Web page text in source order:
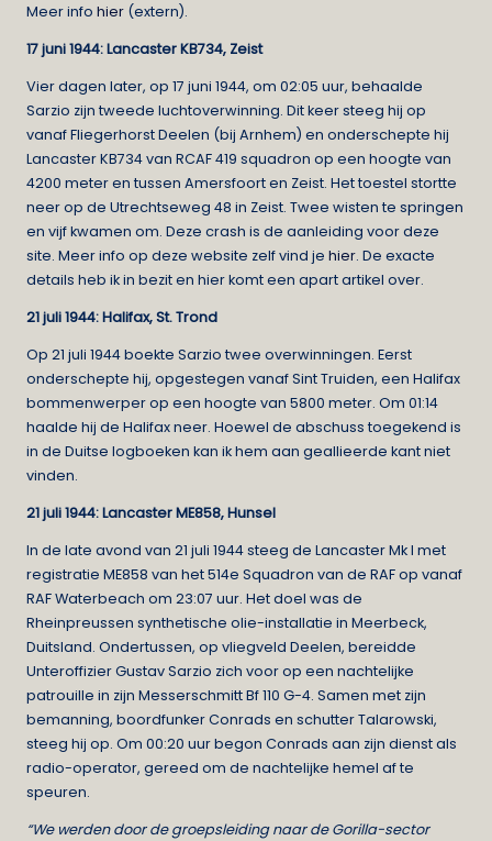
Meer info hier (extern).
17 juni 1944: Lancaster KB734, Zeist
Vier dagen later, op 17 juni 1944, om 02:05 uur, behaalde
Sarzio zijn tweede luchtoverwinning. Dit keer steeg hij op
vanaf Fliegerhorst Deelen (bij Arnhem) en onderschepte hij
Lancaster KB734 van RCAF 419 squadron op een hoogte van
4200 meter en tussen Amersfoort en Zeist. Het toestel stortte
neer op de Utrechtseweg 48 in Zeist. Twee wisten te springen
en vijf kwamen om. Deze crash is de aanleiding voor deze
site. Meer info op deze website zelf vind je hier. De exacte
details heb ik in bezit en hier komt een apart artikel over.
21 juli 1944: Halifax, St. Trond
Op 21 juli 1944 boekte Sarzio twee overwinningen. Eerst
onderschepte hij, opgestegen vanaf Sint Truiden, een Halifax
bommenwerper op een hoogte van 5800 meter. Om 01:14
haalde hij de Halifax neer. Hoewel de abschuss toegekend is
in de Duitse logboeken kan ik hem aan geallieerde kant niet
vinden.
21 juli 1944: Lancaster ME858, Hunsel
In de late avond van 21 juli 1944 steeg de Lancaster Mk I met
registratie ME858 van het 514e Squadron van de RAF op vanaf
RAF Waterbeach om 23:07 uur. Het doel was de
Rheinpreussen synthetische olie-installatie in Meerbeck,
Duitsland. Ondertussen, op vliegveld Deelen, bereidde
Unteroffizier Gustav Sarzio zich voor op een nachtelijke
patrouille in zijn Messerschmitt Bf 110 G-4. Samen met zijn
bemanning, boordfunker Conrads en schutter Talarowski,
steeg hij op. Om 00:20 uur begon Conrads aan zijn dienst als
radio-operator, gereed om de nachtelijke hemel af te
speuren.
“We werden door de groepsleiding naar de Gorilla-sector